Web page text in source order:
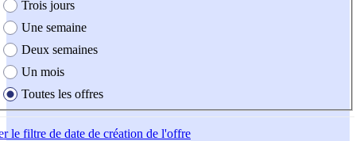
Trois jours
Une semaine
Deux semaines
Un mois
Toutes les offres
le filtre de date de création de l'offre